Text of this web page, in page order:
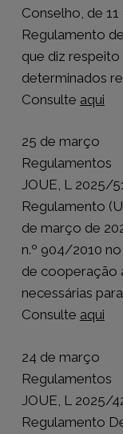
Conselho, de
Regulamento
que diz
determinados
Consulte aqui
25 de março
Regulamentos
JOUE, L 2025/
Regulamento
de março de
n.º 904/2010
de cooperação
necessárias
Consulte aqui
24 de março
Regulamentos
JOUE, L 2025/
Regulamento